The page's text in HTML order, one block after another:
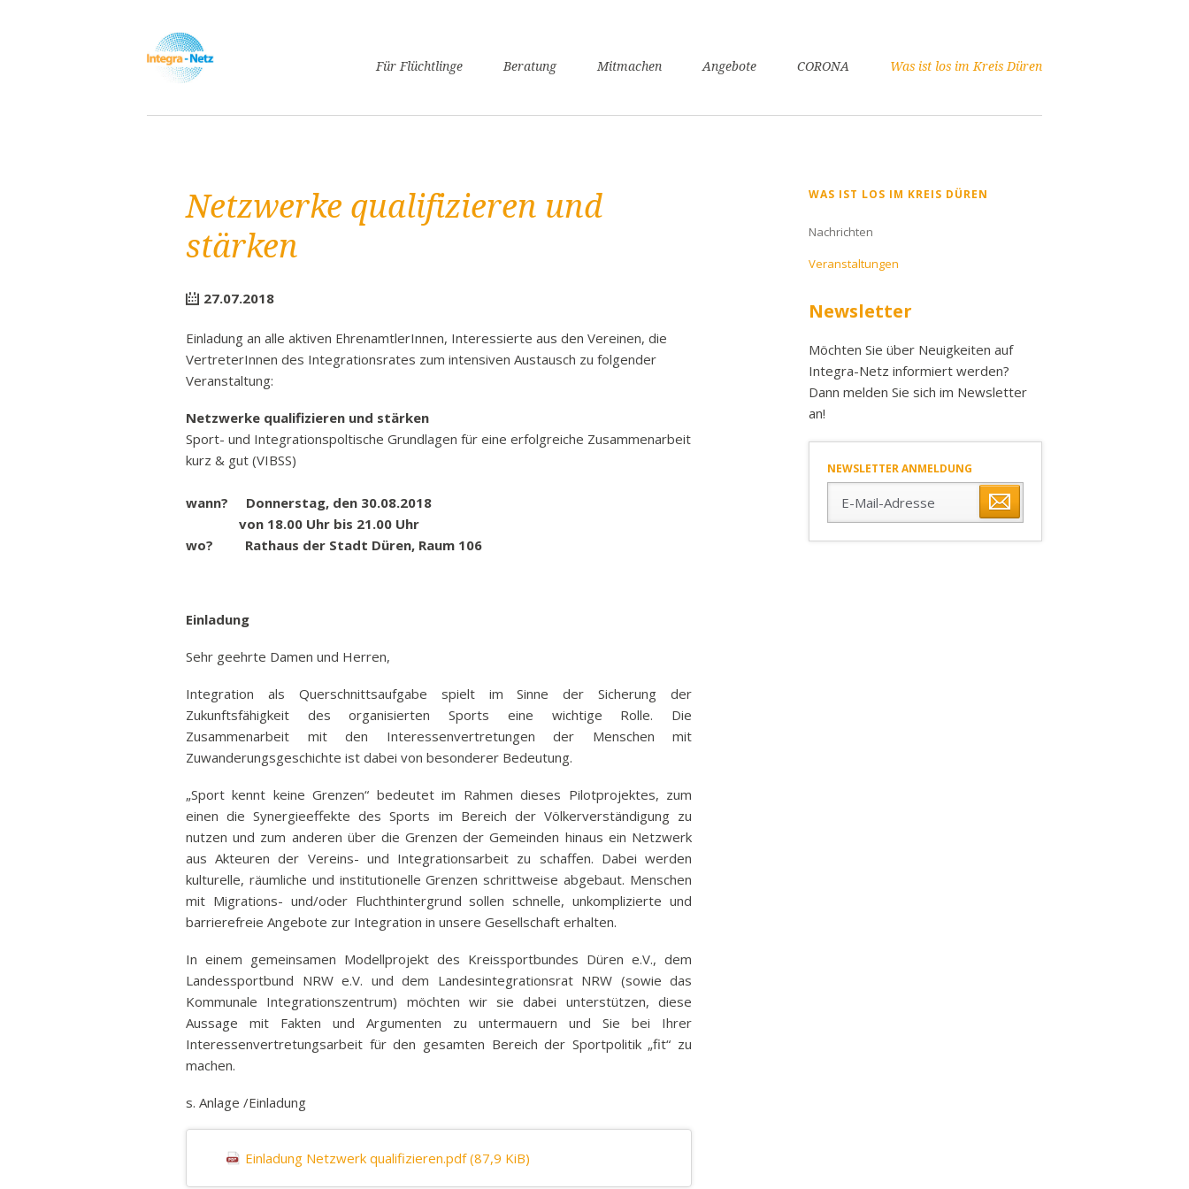
NavigationFür Flüchtlinge
Gesundheit
Freizügigkeit
Familiennachzug
Passpflicht
Bank
Rundfunkbeitrag
Strafen
Freizeit
Beratung Mitmachen Angebote CORONA Was ist los im Kreis Düren
Netzwerke qualifizieren und
stärken
27.07.2018
Einladung an alle aktiven EhrenamtlerInnen, Interessierte aus den Vereinen, die
VertreterInnen des Integrationsrates zum intensiven Austausch zu folgender
Veranstaltung:
Netzwerke qualifizieren und stärken
Sport- und Integrationspoltische Grundlagen für eine erfolgreiche Zusammenarbeit
kurz & gut (VIBSS)
wann? Donnerstag, den 30.08.2018
von 18.00 Uhr bis 21.00 Uhr
wo? Rathaus der Stadt Düren, Raum 106
Einladung
Sehr geehrte Damen und Herren,
Integration als Querschnittsaufgabe spielt im Sinne der Sicherung der
Zukunftsfähigkeit des organisierten Sports eine wichtige Rolle. Die
Zusammenarbeit mit den Interessenvertretungen der Menschen mit
Zuwanderungsgeschichte ist dabei von besonderer Bedeutung.
„Sport kennt keine Grenzen“ bedeutet im Rahmen dieses Pilotprojektes, zum
einen die Synergieeffekte des Sports im Bereich der Völkerverständigung zu
nutzen und zum anderen über die Grenzen der Gemeinden hinaus ein Netzwerk
aus Akteuren der Vereins- und Integrationsarbeit zu schaffen. Dabei werden
kulturelle, räumliche und institutionelle Grenzen schrittweise abgebaut. Menschen
mit Migrations- und/oder Fluchthintergrund sollen schnelle, unkomplizierte und
barrierefreie Angebote zur Integration in unsere Gesellschaft erhalten.
In einem gemeinsamen Modellprojekt des Kreissportbundes Düren e.V., dem
Landessportbund NRW e.V. und dem Landesintegrationsrat NRW (sowie das
Kommunale Integrationszentrum) möchten wir sie dabei unterstützen, diese
Aussage mit Fakten und Argumenten zu untermauern und Sie bei Ihrer
Interessenvertretungsarbeit für den gesamten Bereich der Sportpolitik „fit“ zu
machen.
s. Anlage /Einladung
Einladung Netzwerk qualifizieren.pdf(87,9 KiB)
Navigation
WAS IST LOS IM KREIS DÜREN
Nachrichten
Veranstaltungen
Newsletter
Möchten Sie über Neuigkeiten auf
Integra-Netz informiert werden?
Dann melden Sie sich im Newsletter
an!
NEWSLETTER ANMELDUNG
Mail-